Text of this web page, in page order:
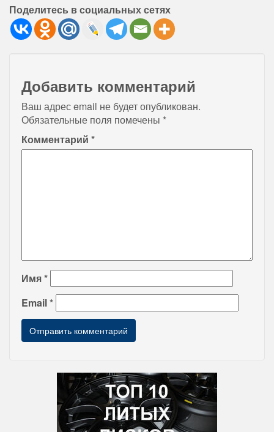
Поделитесь в социальных сетях
Добавить комментарий
Ваш адрес email не будет опубликован.
Обязательные поля помечены *
Комментарий *
Имя*
Email*